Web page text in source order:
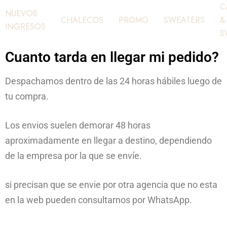
NUEVOS
INGRESOS
CHALECOS PROMO SWEATERS
&
Cuanto tarda en llegar mi pedido?
Despachamos dentro de las 24 horas hábiles luego de
tu compra.
Los envios suelen demorar 48 horas
aproximadamente en llegar a destino, dependiendo
de la empresa por la que se envíe.
si precisan que se envie por otra agencia que no esta
en la web pueden consultarnos por WhatsApp.